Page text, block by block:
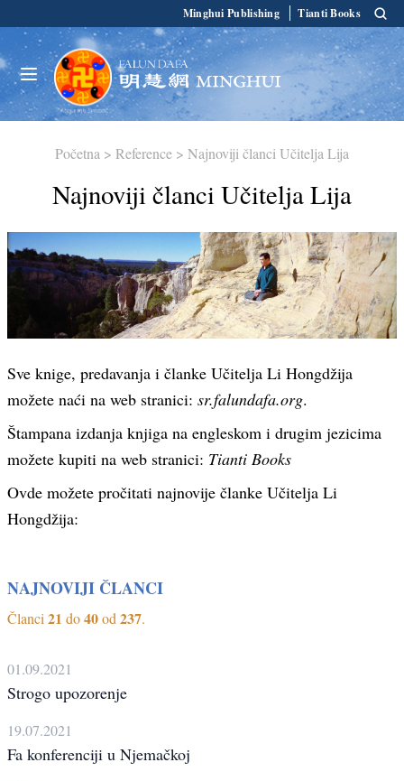
Minghui Publishing Tianti Books
Početna > Reference > Najnoviji članci Učitelja Lija
Najnoviji članci Učitelja Lija
Sve knige, predavanja i članke Učitelja Li Hongdžija
možete naći na web stranici: sr.falundafa.org.
Štampana izdanja knjiga na engleskom i drugim jezicima
možete kupiti na web stranici: Tianti Books
Ovde možete pročitati najnovije članke Učitelja Li
Hongdžija:
NAJNOVIJI ČLANCI
Članci21 do40od237.
01.09.2021
Strogo upozorenje
19.07.2021
Fa konferenciji u Njemačkoj